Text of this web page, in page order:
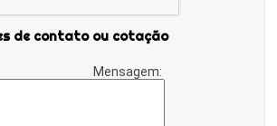
de contato ou cotação
Mensagem: